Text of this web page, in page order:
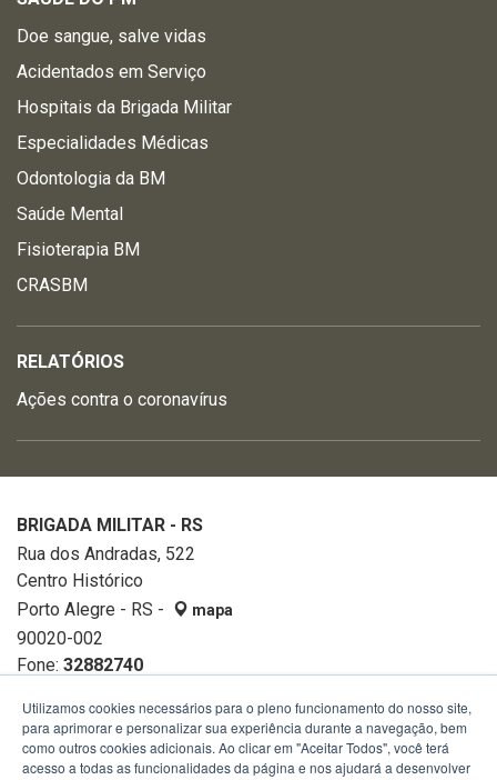
Doe sangue, salve vidas
Acidentados em Serviço
Hospitais da Brigada Militar
Especialidades Médicas
Odontologia da BM
Saúde Mental
Fisioterapia BM
CRASBM
RELATÓRIOS
Ações contra o coronavírus
BRIGADA MILITAR - RS
Rua dos Andradas, 522
Centro Histórico
Porto Alegre - RS -
mapa
90020-002
Fone: 32882740
Utilizamos cookies necessários para o pleno funcionamento do nosso site,
para aprimorar e personalizar sua experiência durante a navegação, bem
como outros cookies adicionais. Ao clicar em "Aceitar Todos", você terá
acesso a todas as funcionalidades da página e nos ajudará a desenvolver